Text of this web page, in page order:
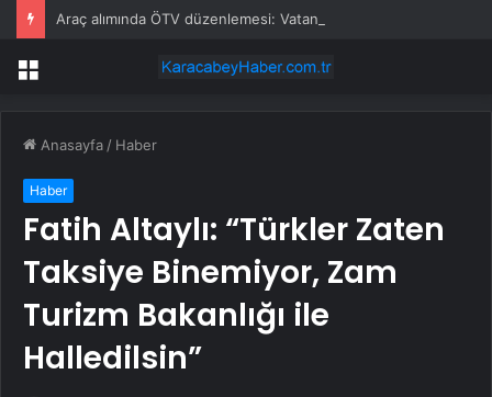
Menü
Anasayfa / Haber
Haber
Fatih Altaylı: “Türkler Zaten
Taksiye Binemiyor, Zam
Turizm Bakanlığı ile
Halledilsin”